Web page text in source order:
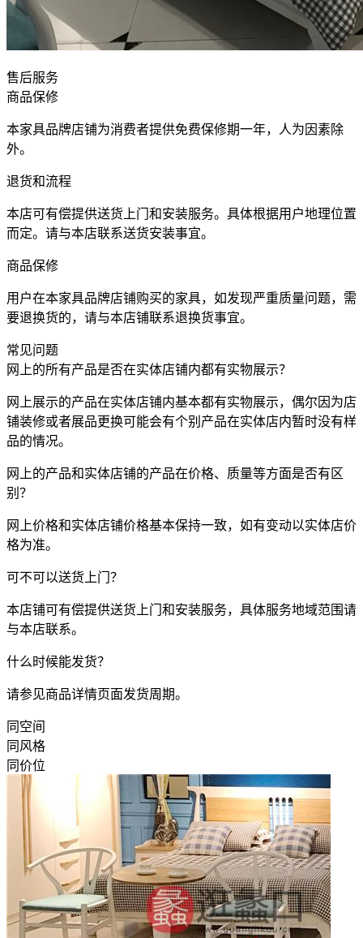
售后服务
商品保修
本家具品牌店铺为消费者提供免费保修期一年，人为因素除
外。
退货和流程
本店可有偿提供送货上门和安装服务。具体根据用户地理位置
而定。请与本店联系送货安装事宜。
商品保修
用户在本家具品牌店铺购买的家具，如发现严重质量问题，需
要退换货的，请与本店铺联系退换货事宜。
常见问题
网上的所有产品是否在实体店铺内都有实物展示？
网上展示的产品在实体店铺内基本都有实物展示，偶尔因为店
铺装修或者展品更换可能会有个别产品在实体店内暂时没有样
品的情况。
网上的产品和实体店铺的产品在价格、质量等方面是否有区
别？
网上价格和实体店铺价格基本保持一致，如有变动以实体店价
格为准。
可不可以送货上门？
本店铺可有偿提供送货上门和安装服务，具体服务地域范围请
与本店联系。
什么时候能发货？
请参见商品详情页面发货周期。
同空间
同风格
同价位